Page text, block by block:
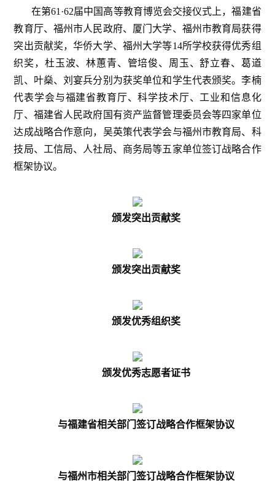
在第61·62届中国高等教育博览会交接仪式上，福建省
教育厅、福州市人民政府、厦门大学、福州市教育局获得
突出贡献奖，华侨大学、福州大学等14所学校获得优秀组
织奖，杜玉波、林蕙青、管培俊、周玉、舒立春、葛道
凯、叶燊、刘宴兵分别为获奖单位和学生代表颁奖。李楠
代表学会与福建省教育厅、科学技术厅、工业和信息化
厅、福建省人民政府国有资产监督管理委员会等四家单位
达成战略合作意向，吴英策代表学会与福州市教育局、科
技局、工信局、人社局、商务局等五家单位签订战略合作
框架协议。
颁发突出贡献奖
颁发突出贡献奖
颁发优秀组织奖
颁发优秀志愿者证书
与福建省相关部门签订战略合作框架协议
与福州市相关部门签订战略合作框架协议